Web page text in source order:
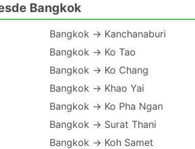
Bangkok
Bangkok → Kanchanaburi
Bangkok → Ko Tao
Bangkok → Ko Chang
Bangkok → Khao Yai
Bangkok → Ko Pha Ngan
Bangkok → Surat Thani
Bangkok → Koh Samet